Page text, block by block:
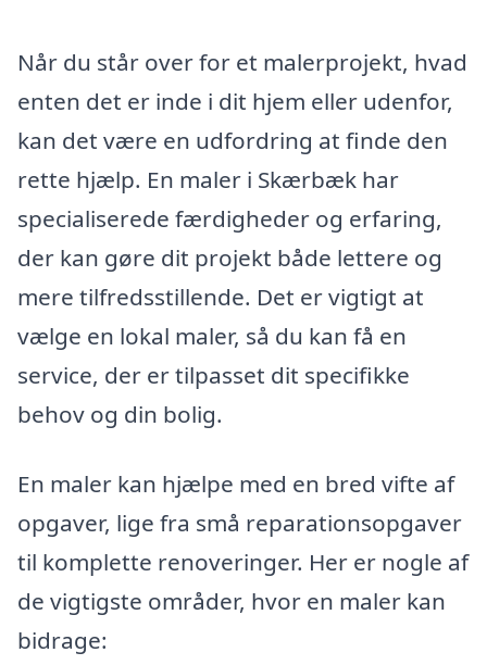
Når du står over for et malerprojekt, hvad
enten det er inde i dit hjem eller udenfor,
kan det være en udfordring at finde den
rette hjælp. En maler i Skærbæk har
specialiserede færdigheder og erfaring,
der kan gøre dit projekt både lettere og
mere tilfredsstillende. Det er vigtigt at
vælge en lokal maler, så du kan få en
service, der er tilpasset dit specifikke
behov og din bolig.
En maler kan hjælpe med en bred vifte af
opgaver, lige fra små reparationsopgaver
til komplette renoveringer. Her er nogle af
de vigtigste områder, hvor en maler kan
bidrage: